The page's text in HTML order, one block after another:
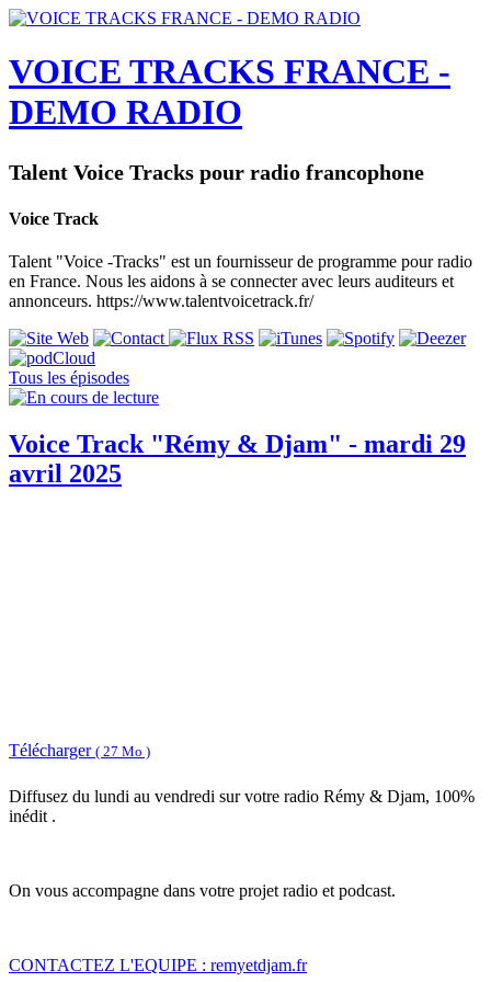
VOICE TRACKS FRANCE -
DEMO RADIO
Talent Voice Tracks pour radio francophone
Voice Track
Talent "Voice -Tracks" est un fournisseur de programme pour radio
en France. Nous les aidons à se connecter avec leurs auditeurs et
annonceurs. https://www.talentvoicetrack.fr/
Tous les épisodes
Voice Track "Rémy & Djam" - mardi 29
avril 2025
Télécharger ( 27 Mo )
Diffusez du lundi au vendredi sur votre radio Rémy & Djam, 100%
inédit .
On vous accompagne dans votre projet radio et podcast.
CONTACTEZ L'EQUIPE : remyetdjam.fr